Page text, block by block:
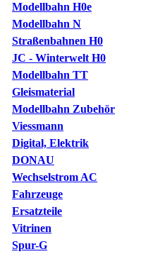
Modellbahn H0e
Modellbahn N
Straßenbahnen H0
JC - Winterwelt H0
Modellbahn TT
Gleismaterial
Modellbahn Zubehör
Viessmann
Digital, Elektrik
DONAU
Wechselstrom AC
Fahrzeuge
Ersatzteile
Vitrinen
Spur-G